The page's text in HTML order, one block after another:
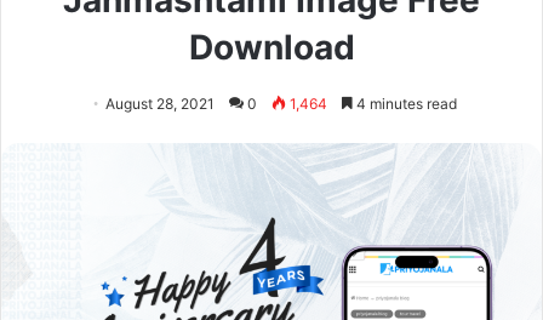
Download
August 28, 2021 0 1,464 4 minutes read